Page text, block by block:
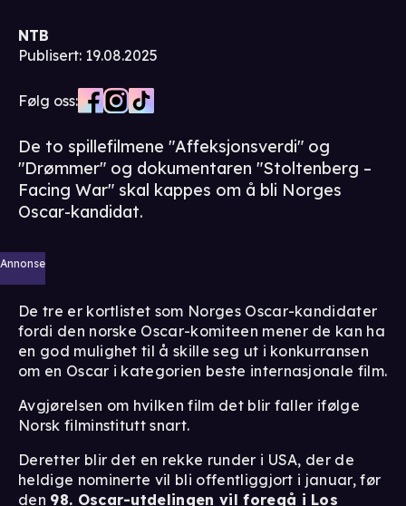
NTB
Publisert: 19.08.2025
Følg oss:
De to spillefilmene "Affeksjonsverdi" og
"Drømmer" og dokumentaren "Stoltenberg –
Facing War" skal kappes om å bli Norges
Oscar-kandidat.
Annonse
De tre er kortlistet som Norges Oscar-kandidater
fordi den norske Oscar-komiteen mener de kan ha
en god mulighet til å skille seg ut i konkurransen
om en Oscar i kategorien beste internasjonale film.
Avgjørelsen om hvilken film det blir faller ifølge
Norsk filminstitutt snart.
Deretter blir det en rekke runder i USA, der de
heldige nominerte vil bli offentliggjort i januar, før
den 98. Oscar-utdelingen vil foregå i Los